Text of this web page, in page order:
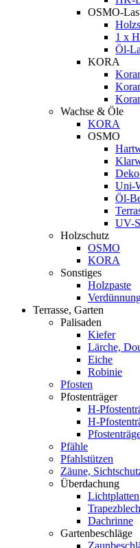
OSMO-
1 x
Öl-
KORA
Wachse & Öle
KORA
OSMO
Uni-
Öl-
UV-
Holzschutz
OSMO
KORA
Sonstiges
Holzpaste
Terrasse, Garten
Palisaden
Kiefer
Lärche,
Eiche
Robinie
Pfosten
Pfostenträger
H-
H-
Pfähle
Pfahlstützen
Zäune,
Überdachung
Lichtplatten
Trapezblech
Dachrinne
Gartenbeschläge